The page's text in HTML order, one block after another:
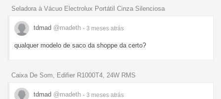
Seladora à Vácuo Electrolux Portátil Cinza Silenciosa
tdmad @madeth - 3 meses atrás
qualquer modelo de saco da shoppe da certo?
Caixa De Som, Edifier R1000T4, 24W RMS
tdmad @madeth - 3 meses atrás